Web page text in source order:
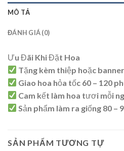
MÔ TẢ
ĐÁNH GIÁ (0)
Ưu Đãi Khi Đặt Hoa
Tặng kèm thiệp hoặc
Giao hoa hỏa tốc 60 – 120
Cam kết làm hoa tươi mỗi
Sản phẩm làm ra giống 80 –
SẢN PHẨM TƯƠNG TỰ